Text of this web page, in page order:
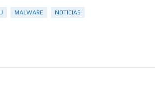
MALWARE NOTICIAS